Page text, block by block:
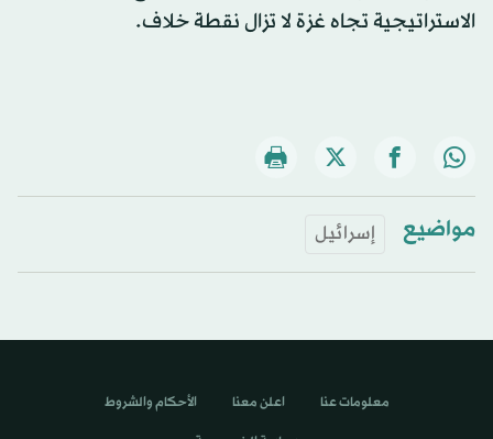
الاستراتيجية تجاه غزة لا تزال نقطة خلاف.
مواضيع إسرائيل
معلومات عنا اعلن معنا الأحكام والشروط